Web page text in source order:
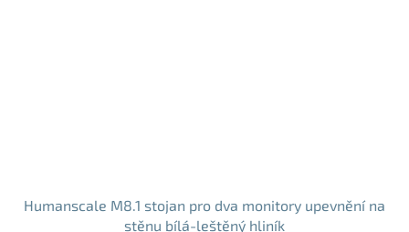
Humanscale M8.1 stojan pro dva monitory upevnění na
stěnu bílá-leštěný hliník